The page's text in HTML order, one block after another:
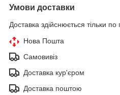
Умови доставки
Доставка здійснюється тільки по
Нова Пошта
Самовивіз
Доставка кур'єром
Доставка поштою